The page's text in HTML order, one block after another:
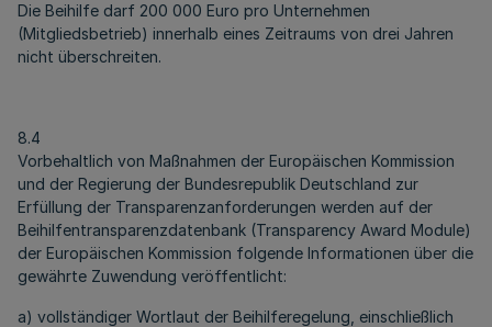
Die Beihilfe darf 200 000 Euro pro Unternehmen
(Mitgliedsbetrieb) innerhalb eines Zeitraums von drei Jahren
nicht überschreiten.
8.4
Vorbehaltlich von Maßnahmen der Europäischen Kommission
und der Regierung der Bundesrepublik Deutschland zur
Erfüllung der Transparenzanforderungen werden auf der
Beihilfentransparenzdatenbank (Transparency Award Module)
der Europäischen Kommission folgende Informationen über die
gewährte Zuwendung veröffentlicht:
a) vollständiger Wortlaut der Beihilferegelung, einschließlich